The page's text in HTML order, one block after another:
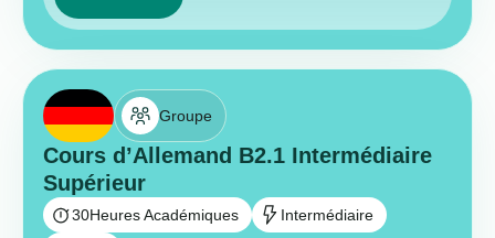
Groupe
Cours d’Allemand B2.1 Intermédiaire
Supérieur
30Heures Académiques
Intermédiaire